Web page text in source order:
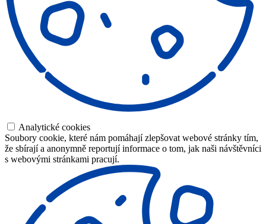
Analytické cookies
Soubory cookie, které nám pomáhají zlepšovat webové stránky tím,
že sbírají a anonymně reportují informace o tom, jak naši návštěvníci
s webovými stránkami pracují.